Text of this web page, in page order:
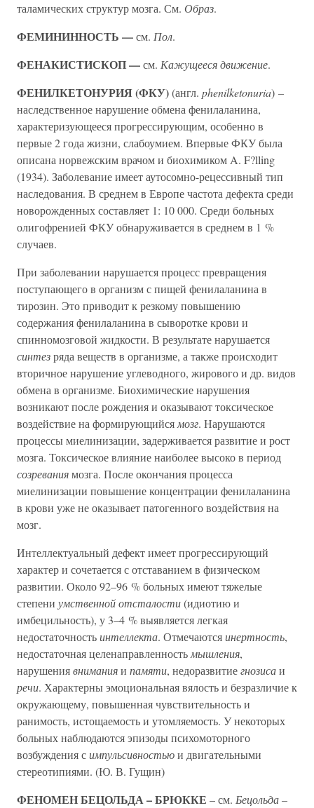
таламических структур мозга. См. Образ.
ФЕМИНИННОСТЬ —см. Пол.
ФЕНАКИСТИСКОП —см. Кажущееся движение.
ФЕНИЛКЕТОНУРИЯ (ФКУ)(англ. phenilketonuria) –
наследственное нарушение обмена фенилаланина,
характеризующееся прогрессирующим, особенно в
первые 2 года жизни, слабоумием. Впервые ФКУ была
описана норвежским врачом и биохимиком A. F?lling
(1934). Заболевание имеет аутосомно-рецессивный тип
наследования. В среднем в Европе частота дефекта среди
новорожденных составляет 1: 10 000. Среди больных
олигофренией ФКУ обнаруживается в среднем в 1 %
случаев.
При заболевании нарушается процесс превращения
поступающего в организм с пищей фенилаланина в
тирозин. Это приводит к резкому повышению
содержания фенилаланина в сыворотке крови и
спинномозговой жидкости. В результате нарушается
синтезряда веществ в организме, а также происходит
вторичное нарушение углеводного, жирового и др. видов
обмена в организме. Биохимические нарушения
возникают после рождения и оказывают токсическое
воздействие на формирующийся мозг. Нарушаются
процессы миелинизации, задерживается развитие и рост
мозга. Токсическое влияние наиболее высоко в период
созреваниямозга. После окончания процесса
миелинизации повышение концентрации фенилаланина
в крови уже не оказывает патогенного воздействия на
мозг.
Интеллектуальный дефект имеет прогрессирующий
характер и сочетается с отставанием в физическом
развитии. Около 92–96 % больных имеют тяжелые
степени умственной отсталости(идиотию и
имбецильность), у 3–4 % выявляется легкая
недостаточностьинтеллекта. Отмечаютсяинертность,
недостаточная целенаправленность мышления,
нарушениявниманияи памяти, недоразвитиегнозисаи
речи. Характерны эмоциональная вялость и безразличие к
окружающему, повышенная чувствительность и
ранимость, истощаемость и утомляемость. У некоторых
больных наблюдаются эпизоды психомоторного
возбуждения симпульсивностьюи двигательными
стереотипиями. (Ю. В. Гущин)
ФЕНОМЕН БЕЦОЛЬДА – БРЮККЕ – см. Бецольда –